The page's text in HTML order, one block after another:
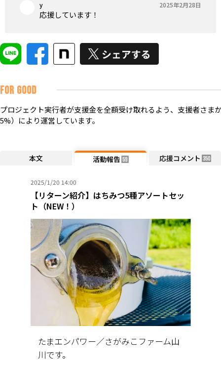
y 2025年2月28日
応援しています！
FOR GOOD
プロジェクト実行者が支援金を全額受け取れるよう、支援者さま
5%）により運営しています。
本文 活動報告 59 応援コメント 350
2025/1/20 14:00
【リターン紹介】はちみつ5種アソートセッ
ト（NEW！）
たまエンパワー／さがみこファーム山
川です。